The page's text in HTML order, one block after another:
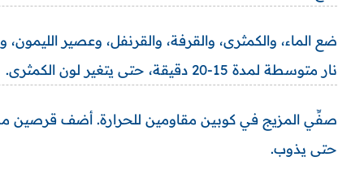
ضع الماء، والكمثرى، والقرفة، والقرنفل، وعصير
نار متوسطة لمدة 15-20 دقيقة، حتى يتغير لون الكمثرى.
صفِّي المزيج في كوبين مقاومين للحرارة. أضف قرصين
حتى يذوب.